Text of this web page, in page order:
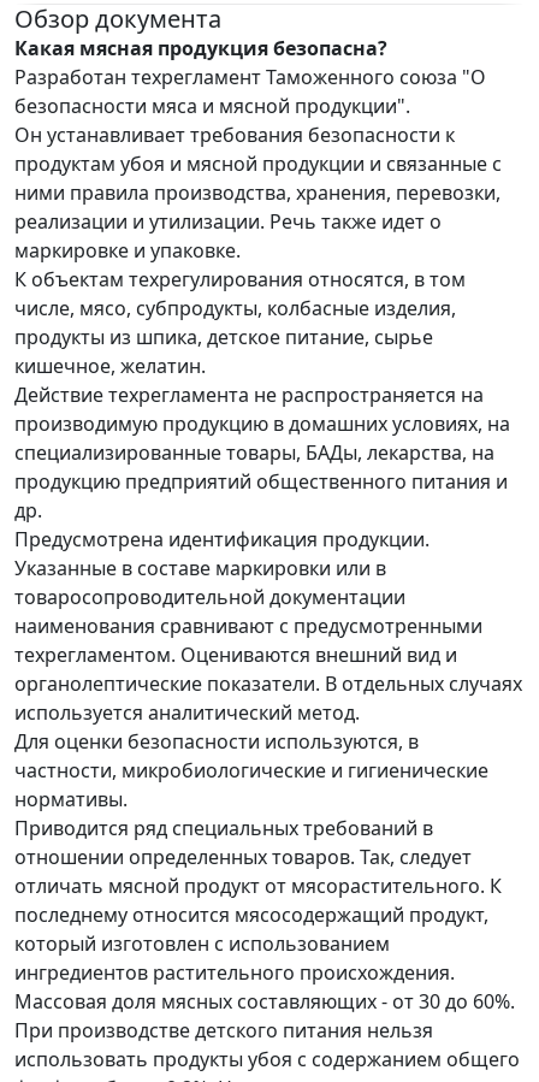
Обзор документа
Какая мясная продукция безопасна?
Разработан техрегламент Таможенного союза "О
безопасности мяса и мясной продукции".
Он устанавливает требования безопасности к
продуктам убоя и мясной продукции и связанные с
ними правила производства, хранения, перевозки,
реализации и утилизации. Речь также идет о
маркировке и упаковке.
К объектам техрегулирования относятся, в том
числе, мясо, субпродукты, колбасные изделия,
продукты из шпика, детское питание, сырье
кишечное, желатин.
Действие техрегламента не распространяется на
производимую продукцию в домашних условиях, на
специализированные товары, БАДы, лекарства, на
продукцию предприятий общественного питания и
др.
Предусмотрена идентификация продукции.
Указанные в составе маркировки или в
товаросопроводительной документации
наименования сравнивают с предусмотренными
техрегламентом. Оцениваются внешний вид и
органолептические показатели. В отдельных случаях
используется аналитический метод.
Для оценки безопасности используются, в
частности, микробиологические и гигиенические
нормативы.
Приводится ряд специальных требований в
отношении определенных товаров. Так, следует
отличать мясной продукт от мясорастительного. К
последнему относится мясосодержащий продукт,
который изготовлен с использованием
ингредиентов растительного происхождения.
Массовая доля мясных составляющих - от 30 до 60%.
При производстве детского питания нельзя
использовать продукты убоя с содержанием общего